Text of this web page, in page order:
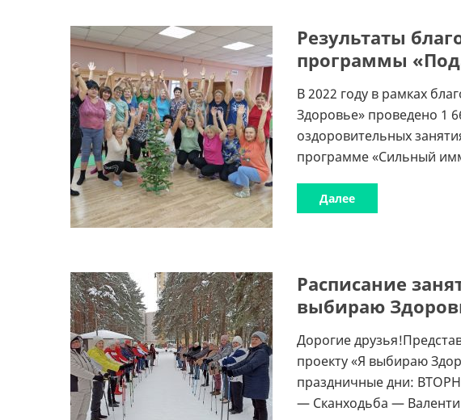
Результаты
программы
В 2022 году в рамках
Здоровье» проведено 1
оздоровительных
программе «Сильный
Далее
Расписание
выбираю
Дорогие
проекту «Я выбираю
праздничные дни:
— Сканходьба —